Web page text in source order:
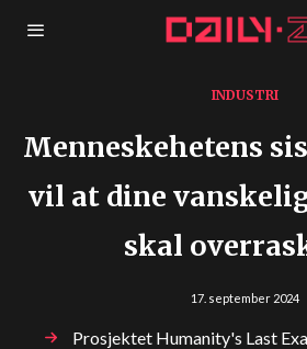
INDUSTRI
Menneskehetens
vil at dine
skal
17. september 2024
Prosjektet Humanity's Last